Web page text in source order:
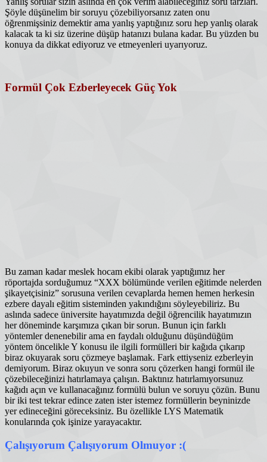
Şöyle düşünelim bir soruyu çözebiliyorsanız zaten onu
öğrenmişsiniz demektir ama yanlış yaptığınız soru hep yanlış olarak
kalacak ta ki siz üzerine düşüp hatanızı bulana kadar. Bu yüzden bu
konuya da dikkat ediyoruz ve etmeyenleri uyarıyoruz.
Formül Çok Ezberleyecek Güç Yok
Bu zaman kadar meslek hocam ekibi olarak yaptığımız her
röportajda sorduğumuz “XXX bölümünde verilen eğitimde nelerden
şikayetçisiniz” sorusuna verilen cevaplarda hemen hemen herkesin
ezbere dayalı eğitim sisteminden yakındığını söyleyebiliriz. Bu
aslında sadece üniversite hayatımızda değil öğrencilik hayatımızın
her döneminde karşımıza çıkan bir sorun. Bunun için farklı
yöntemler denenebilir ama en faydalı olduğunu düşündüğüm
yöntem öncelikle Y konusu ile ilgili formülleri bir kağıda çıkarıp
biraz okuyarak soru çözmeye başlamak. Fark ettiyseniz ezberleyin
demiyorum. Biraz okuyun ve sonra soru çözerken hangi formül ile
çözebileceğinizi hatırlamaya çalışın. Baktınız hatırlamıyorsunuz
kağıdı açın ve kullanacağınız formülü bulun ve soruyu çözün. Bunu
bir iki test tekrar edince zaten ister istemez formüllerin beyninizde
yer edineceğini göreceksiniz. Bu özellikle LYS Matematik
konularında çok işinize yarayacaktır.
Çalışıyorum Çalışıyorum Olmuyor :(